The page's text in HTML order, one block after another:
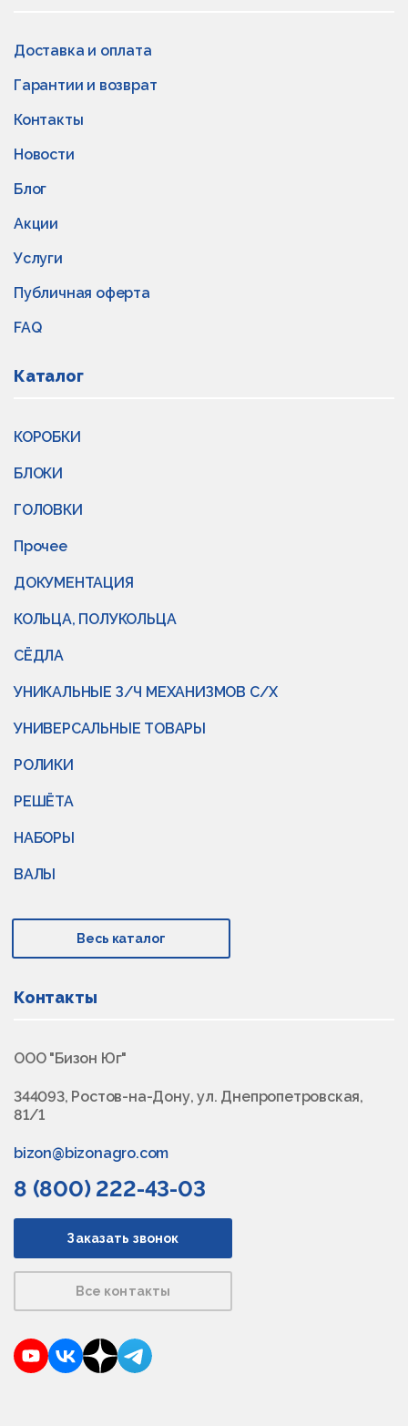
Доставка и оплата
Гарантии и возврат
Контакты
Новости
Блог
Акции
Услуги
Публичная оферта
FAQ
Каталог
КОРОБКИ
БЛОКИ
ГОЛОВКИ
Прочее
ДОКУМЕНТАЦИЯ
КОЛЬЦА, ПОЛУКОЛЬЦА
СЁДЛА
УНИКАЛЬНЫЕ З/Ч МЕХАНИЗМОВ С/Х
УНИВЕРСАЛЬНЫЕ ТОВАРЫ
РОЛИКИ
РЕШЁТА
НАБОРЫ
ВАЛЫ
Весь каталог
Контакты
ООО "Бизон Юг"
344093, Ростов-на-Дону, ул. Днепропетровская,
81/1
bizon@bizonagro.com
8 (800) 222-43-03
Заказать звонок
Все контакты
YouTubeVKontakte
DzenTelegram